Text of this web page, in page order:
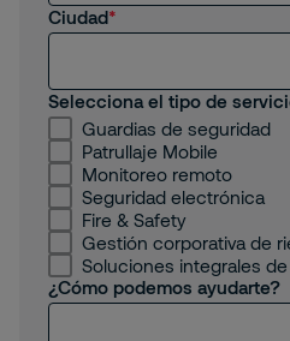
Ciudad
Selecciona el tipo de
Guardias de seguridad
Patrullaje Mobile
Monitoreo remoto
Seguridad electrónica
Fire & Safety
Gestión corporativa de
Soluciones integrales
¿Cómo podemos ayudarte?